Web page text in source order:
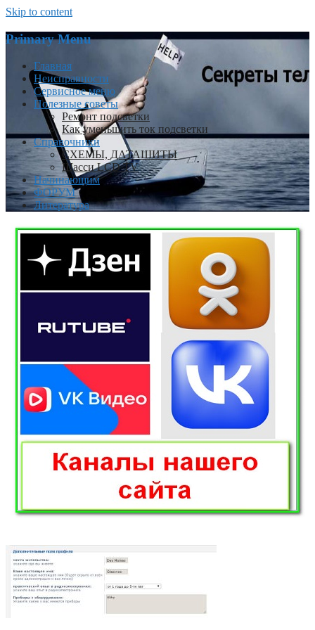
Skip to content
Primary Menu
Главная
Неисправности
Сервисное меню
Полезные советы
Ремонт подсветки
Как уменьшить ток подсветки
Справочники
СХЕМЫ, ДАТАШИТЫ
Шасси LCD TV
Начинающим
ФОРУМ
Литература